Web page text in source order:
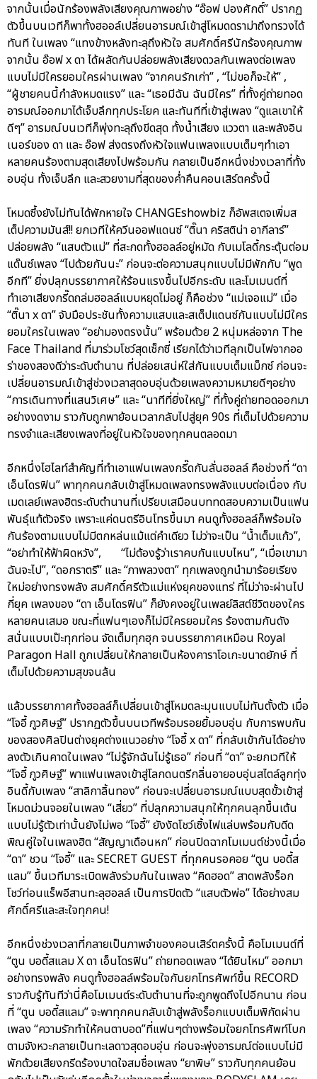
จากนั้นเมื่อนักร้องพลังเสียงคุณภาพอย่าง “อ๊อฟ ปองศักดิ์” ปรากฏ
ตัวขึ้นบนเวทีก็พาทั้งฮออล์เปลี่ยนอารมณ์เข้าสู่โหมดดราม่าถึงทรวงได้
ทันที ในเพลง “แทงข้างหลังทะลุถึงหัวใจ สมศักดิ์ศรีนักร้องคุณภาพ
จากนั้น อ๊อฟ x ดา ได้ผลัดกันปล่อยพลังเสียงดวลกันเพลงต่อเพลง
แบบไม่มีใครยอมใครผ่านเพลง “จากคนรักเก่า” , “ไม่ขอก็จะให้” ,
“ผู้ชายคนนี้กำลังหมดแรง” และ “เธอมีฉัน ฉันมีใคร” ที่ทั้งคู่ถ่ายทอด
อารมณ์ออกมาได้เจ็บลึกทุกประโยค และทันทีที่เข้าสู่เพลง “ดูแลเขาให้
ดีๆ” อารมณ์บนเวทีก็พุ่งทะลุถึงขีดสุด ทั้งน้ำเสียง แววตา และพลังอิน
เนอร์ของ ดา และ อ๊อฟ ส่งตรงถึงหัวใจแฟนเพลงแบบเต็มๆทำเอา
หลายคนร้องตามสุดเสียงไปพร้อมกัน กลายเป็นอีกหนึ่งช่วงเวลาที่ทั้ง
อบอุ่น ทั้งเจ็บลึก และสวยงามที่สุดของค่ำคืนคอนเสิร์ตครั้งนี้
โหมดซึ้งยังไม่ทันได้พักหายใจ CHANGEshowbiz ก็อัพสเตจเพิ่มส
เต็ปความมันส์!! ยกเวทีให้ควีนออฟแดนซ์ “ติ๊นา คริสติน่า อากีลาร์”
ปล่อยพลัง “แสบตัวแม่” ที่สะกดทั้งฮอลล์อยู่หมัด กับเมโลดี้กระตุ้นต่อม
แด๊นซ์เพลง “ไปด้วยกันนะ” ก่อนจะต่อความสนุกแบบไม่มีพักกับ “พูด
อีกที” ยิ่งปลุกบรรยากาศให้ร้อนแรงขึ้นไปอีกระดับ และโมเมนต์ที่
ทำเอาเสียงกรี๊ดถล่มฮอลล์แบบหยุดไม่อยู่ ก็คือช่วง “แม่เจอแม่” เมื่อ
“ติ๊นา x ดา” จับมือประชันทั้งความแสบและสเต็ปแดนซ์กันแบบไม่มีใคร
ยอมใครในเพลง “อย่ามองตรงนั้น” พร้อมด้วย 2 หนุ่มหล่อจาก The
Face Thailand ที่มาร่วมโชว์สุดเซ็กซี่ เรียกได้ว่าเวทีลุกเป็นไฟจากออ
ร่าของสองดีว่าระดับตำนาน ที่ปล่อยเสน่ห์ใส่กันแบบเต็มแม็กซ์ ก่อนจะ
เปลี่ยนอารมณ์เข้าสู่ช่วงเวลาสุดอบอุ่นด้วยเพลงความหมายดีๆอย่าง
“การเดินทางที่แสนวิเศษ” และ “นาทีที่ยิ่งใหญ่” ที่ทั้งคู่ถ่ายทอดออกมา
อย่างงดงาม ราวกับถูกพาย้อนเวลากลับไปสู่ยุค 90s ที่เต็มไปด้วยความ
ทรงจำและเสียงเพลงที่อยู่ในหัวใจของทุกคนตลอดมา
อีกหนึ่งไฮไลท์สำคัญที่ทำเอาแฟนเพลงกรี๊ดกันลั่นฮอลล์ คือช่วงที่ “ดา
เอ็นโดรฟิน” พาทุกคนกลับเข้าสู่โหมดเพลงทรงพลังแบบต่อเนื่อง กับ
เมดเลย์เพลงฮิตระดับตำนานที่เปรียบเสมือนบททดสอบความเป็นแฟน
พันธุ์แท้ตัวจริง เพราะแค่ดนตรีอินโทรขึ้นมา คนดูทั้งฮอลล์ก็พร้อมใจ
กันร้องตามแบบไม่มีตกหล่นแม้แต่คำเดียว ไม่ว่าจะเป็น “น้ำเต็มแก้ว”,
“อย่าทำให้ฟ้าผิดหวัง”, “ไม่ต้องรู้ว่าเราคบกันแบบไหน”, “เมื่อเขามา
ฉันจะไป”, “ดอกราตรี” และ “ภาพลวงตา” ทุกเพลงถูกนำมาร้อยเรียง
ใหม่อย่างทรงพลัง สมศักดิ์ศรีตัวแม่แห่งยุคของแทร่ ที่ไม่ว่าจะผ่านไป
กี่ยุค เพลงของ “ดา เอ็นโดรฟิน” ก็ยังคงอยู่ในเพลย์ลิสต์ชีวิตของใคร
หลายคนเสมอ ขณะที่แฟนๆเองก็ไม่มีใครยอมใคร ร้องตามกันดัง
สนั่นแบบเป๊ะทุกท่อน จัดเต็มทุกฮุก จนบรรยากาศเหมือน Royal
Paragon Hall ถูกเปลี่ยนให้กลายเป็นห้องคาราโอเกะขนาดยักษ์ ที่
เต็มไปด้วยความสุขจนล้น
แล้วบรรยากาศทั้งฮอลล์ก็เปลี่ยนเข้าสู่โหมดละมุนแบบไม่ทันตั้งตัว เมื่อ
“โจอี้ ภูวศิษฐ์” ปรากฏตัวขึ้นบนเวทีพร้อมรอยยิ้มอบอุ่น กับการพบกัน
ของสองศิลปินต่างยุคต่างแนวอย่าง “โจอี้ x ดา” ที่กลับเข้ากันได้อย่าง
ลงตัวเกินคาดในเพลง “ไม่รู้จักฉันไม่รู้เธอ” ก่อนที่ “ดา” จะยกเวทีให้
“โจอี้ ภูวศิษฐ์” พาแฟนเพลงเข้าสู่โลกดนตรีกลิ่นอายอบอุ่นสไตล์ลูกทุ่ง
อินดี้กับเพลง “สาลิกาลิ้นทอง” ก่อนจะเปลี่ยนอารมณ์แบบสุดขั้วเข้าสู่
โหมดม่วนจอยในเพลง “เสี่ยว” ที่ปลุกความสนุกให้ทุกคนลุกขึ้นเต้น
แบบไม่รู้ตัวเท่านั้นยังไม่พอ “โจอี้” ยังงัดโชว์เซิ้งไฟแล่บพร้อมกับดีด
พิณคู่ใจในเพลงฮิต “สัญญาเดือนหก” ก่อนปิดฉากโมเมนต์ช่วงนี้เมื่อ
“ดา” ชวน “โจอี้” และ SECRET GUEST ที่ทุกคนรอคอย “ตูน บอดี้ส
แลม” ขึ้นเวทีมาระเบิดพลังร่วมกันในเพลง “คิดฮอด” สาดพลังร็อก
โชว์ท่อนแร็พอีสานทะลุฮอลล์ เป็นการปิดตัว “แสบตัวพ่อ” ได้อย่างสม
ศักดิ์ศรีและสะใจทุกคน!
อีกหนึ่งช่วงเวลาที่กลายเป็นภาพจำของคอนเสิร์ตครั้งนี้ คือโมเมนต์ที่
“ตูน บอดี้สแลม X ดา เอ็นโดรฟิน” ถ่ายทอดเพลง “ได้ยินไหม” ออกมา
อย่างทรงพลัง คนดูทั้งฮอลล์พร้อมใจกันยกโทรศัพท์ขึ้น RECORD
ราวกับรู้ทันทีว่านี่คือโมเมนต์ระดับตำนานที่จะถูกพูดถึงไปอีกนาน ก่อน
ที่ “ตูน บอดี้สแลม” จะพาทุกคนกลับเข้าสู่พลังร็อกแบบเต็มพิกัดผ่าน
เพลง “ความรักทำให้คนตาบอด”ที่แฟนๆต่างพร้อมใจยกโทรศัพท์โบก
ตามจังหวะกลายเป็นทะเลดาวสุดอบอุ่น ก่อนจะพุ่งอารมณ์ต่อแบบไม่มี
พักด้วยเสียงกรีดร้องบาดใจสมชื่อเพลง “ยาพิษ” ราวกับทุกคนย้อน